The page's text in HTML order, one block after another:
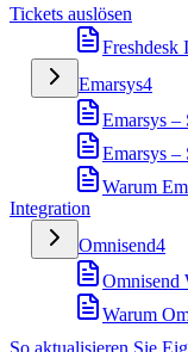
Tickets auslösen
Freshdesk
Emarsys4
Emarsys –
Emarsys –
Warum
Integration
Omnisend4
Omnisend
Warum
So aktualisieren Sie